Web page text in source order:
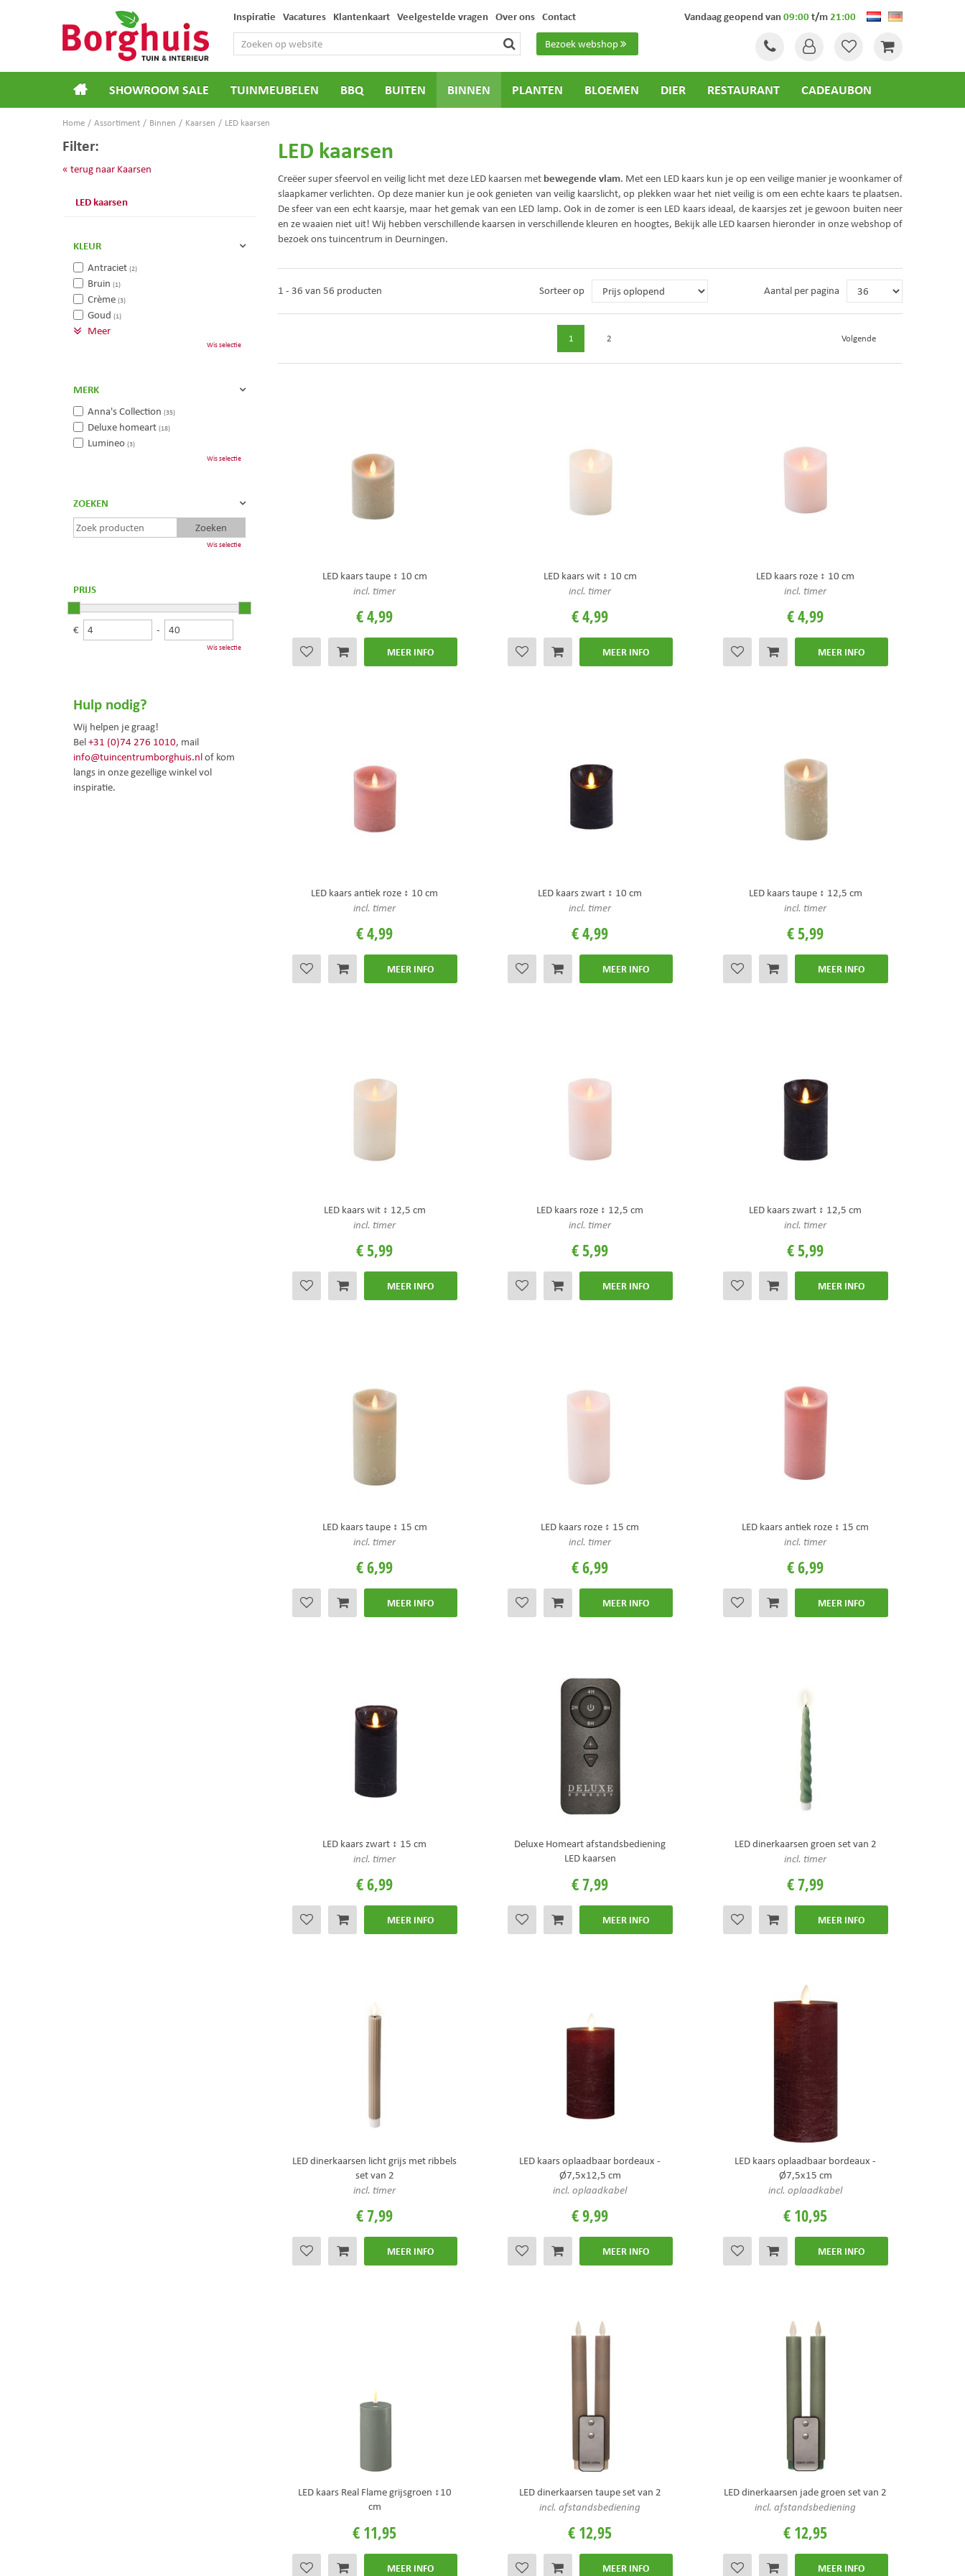
Home Assortiment Binnen Kaarsen LED kaarsen
Bezoek webshop
Inspiratie Vacatures Klantenkaart Veelgestelde vragen Over ons Contact Vandaag geopend van09:00t/m21:00
SHOWROOM SALE TUINMEUBELEN BBQ BUITEN BINNEN PLANTEN BLOEMEN DIER RESTAURANT CADEAUBON
LED kaarsen
Creëer super sfeervol en veilig licht met deze LED kaarsen met bewegende vlam. Met een LED kaars kun je op een veilige manier je woonkamer of
slaapkamer verlichten. Op deze manier kun je ook genieten van veilig kaarslicht, op plekken waar het niet veilig is om een echte kaars te plaatsen.
De sfeer van een echt kaarsje, maar het gemak van een LED lamp. Ook in de zomer is een LED kaars ideaal, de kaarsjes zet je gewoon buiten neer
en ze waaien niet uit! Wij hebben verschillende kaarsen in verschillende kleuren en hoogtes, Bekijk alle LED kaarsen hieronder in onze webshop of
bezoek ons tuincentrum in Deurningen.
1 - 36 van 56 producten Aantal per pagina
Sorteer op
1 2 Volgende
LED kaars taupe ↕ 10 cm
incl. timer
€4,99
MEER INFO
LED kaars wit ↕ 10 cm
incl. timer
€4,99
MEER INFO
LED kaars roze ↕ 10 cm
incl. timer
€4,99
MEER INFO
LED kaars antiek roze ↕ 10 cm
incl. timer
€4,99
MEER INFO
LED kaars zwart ↕ 10 cm
incl. timer
€4,99
MEER INFO
LED kaars taupe ↕ 12,5 cm
incl. timer
€ 5,99
MEER INFO
LED kaars wit ↕ 12,5 cm
incl. timer
€ 5,99
MEER INFO
LED kaars roze ↕ 12,5 cm
incl. timer
€ 5,99
MEER INFO
LED kaars zwart ↕ 12,5 cm
incl. timer
€ 5,99
MEER INFO
LED kaars taupe ↕ 15 cm
incl. timer
€6,99
MEER INFO
LED kaars roze ↕ 15 cm
incl. timer
€6,99
MEER INFO
LED kaars antiek roze ↕ 15 cm
incl. timer
€6,99
MEER INFO
LED kaars zwart ↕ 15 cm
incl. timer
€6,99
MEER INFO
Deluxe Homeart afstandsbediening
LED kaarsen
€7,99
MEER INFO
LED dinerkaarsen groen set van 2
incl. timer
€7,99
MEER INFO
LED dinerkaarsen licht grijs met ribbels
set van 2
incl. timer
€7,99
MEER INFO
LED kaars oplaadbaar bordeaux -
Ø7,5x12,5 cm
incl. oplaadkabel
€9,99
MEER INFO
LED kaars oplaadbaar bordeaux -
Ø7,5x15 cm
incl. oplaadkabel
€ 10,95
MEER INFO
LED kaars Real Flame grijsgroen ↕10
cm
€ 11,95
MEER INFO
LED dinerkaarsen taupe set van 2
incl. afstandsbediening
€ 12,95
MEER INFO
LED dinerkaarsen jade groen set van 2
incl. afstandsbediening
€ 12,95
MEER INFO
Filter:
« terug naar Kaarsen
LED kaarsen
KLEUR
Antraciet (2)
Bruin (1)
Crème (3)
Goud (1)
Meer
Wis selectie
MERK
Anna's Collection (35)
Deluxe homeart (18)
Lumineo (3)
Wis selectie
ZOEKEN
Wis selectie
PRIJS
€ -
Wis selectie
Hulp nodig?
Wij helpen je graag!
Bel+31 (0)74 276 1010, mail
info@tuincentrumborghuis.nlof kom
langs in onze gezellige winkel vol
inspiratie.